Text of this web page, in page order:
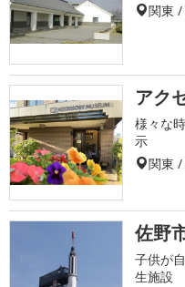
関東 /
アク
様々な
示
関東
佐野
子供が
生施設